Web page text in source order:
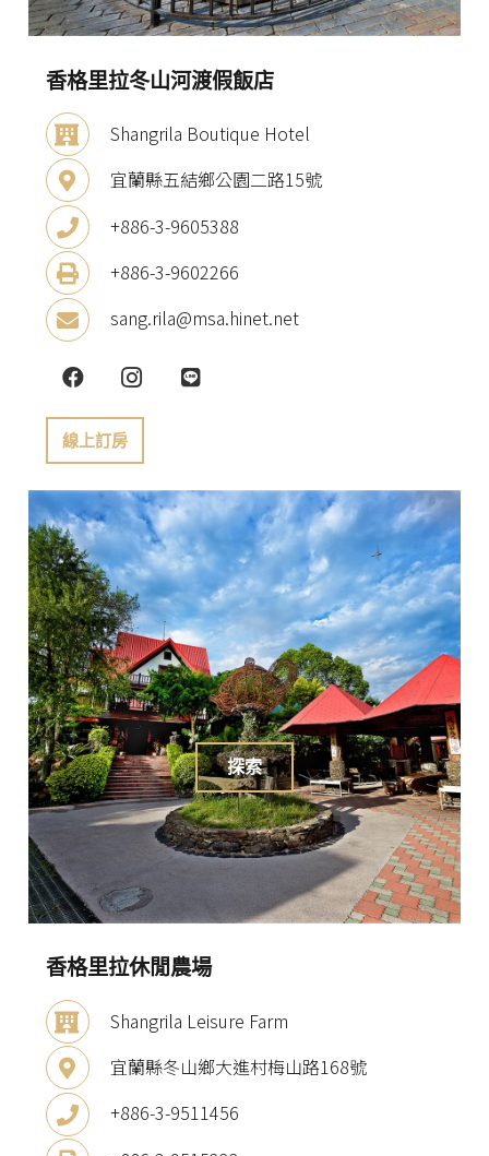
香格里拉冬山河渡假飯店
Shangrila Boutique Hotel
宜蘭縣五結鄉公園二路15號
+886-3-9605388
+886-3-9602266
sang.rila@msa.hinet.net
線上訂房
探索
香格里拉休閒農場
Shangrila Leisure Farm
宜蘭縣冬山鄉大進村梅山路168號
+886-3-9511456